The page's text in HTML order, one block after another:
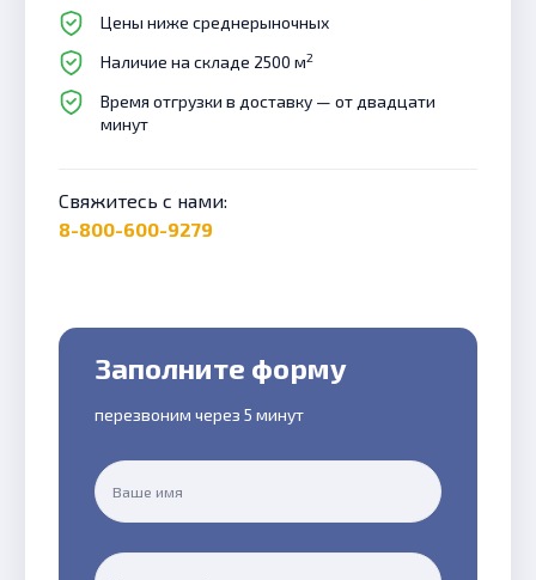
Цены ниже среднерыночных
Наличие на складе 2500 м2
Время отгрузки в доставку — от двадцати
минут
Свяжитесь с нами:
8-800-600-9279
Заполните форму
перезвоним через 5 минут
Ваше имя